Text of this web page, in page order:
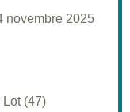
novembre 2025
(47)